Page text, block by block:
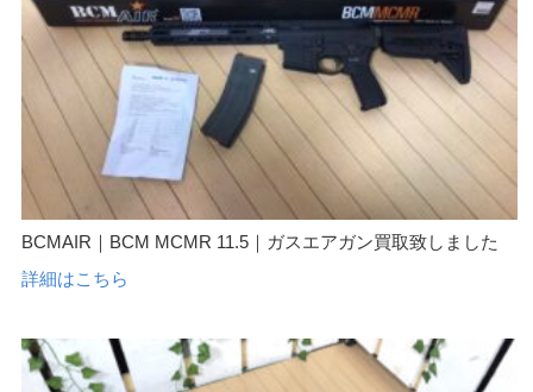
BCMAIR｜BCM MCMR 11.5｜ガスエアガン買取致しました
詳細はこちら